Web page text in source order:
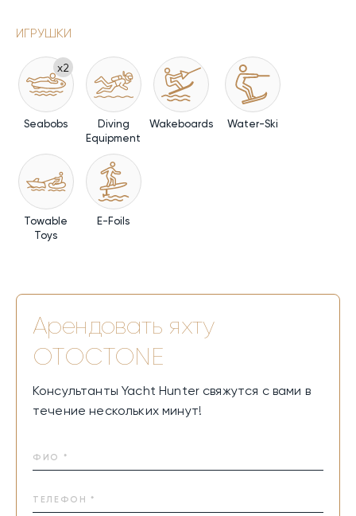
ИГРУШКИ
x2
Seabobs
Diving
Equipment
Wakeboards Water-Ski
Towable
Toys
E-Foils
Арендовать яхту
OTOCTONE
Консультанты Yacht Hunter свяжутся с вами в
течение нескольких минут!